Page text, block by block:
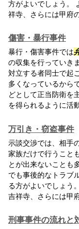
方がよいでしょう。
祥寺、さらには甲府
傷害・暴行事件
暴行・傷害事件では
の収集を行っていき
対立する者同士で起
多くなっているから
どとして正当防衛を
を得られるように活
万引き・窃盗事件
示談交渉では、相手
家族だけで行うこと
とが出来ないことも
でも事後的なトラブ
る方がよいでしょう
吉祥寺、さらには甲
刑事事件の流れと